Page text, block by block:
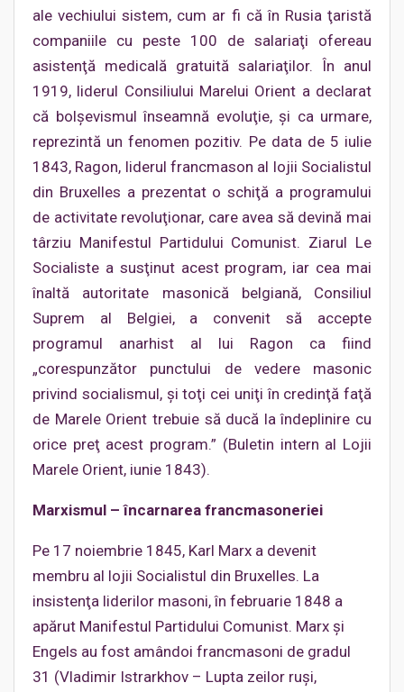
ale vechiului sistem, cum ar fi că în Rusia ţaristă
companiile cu peste 100 de salariaţi ofereau
asistenţă medicală gratuită salariaţilor. În anul
1919, liderul Consiliului Marelui Orient a declarat
că bolşevismul înseamnă evoluţie, şi ca urmare,
reprezintă un fenomen pozitiv. Pe data de 5 iulie
1843, Ragon, liderul francmason al lojii Socialistul
din Bruxelles a prezentat o schiţă a programului
de activitate revoluţionar, care avea să devină mai
târziu Manifestul Partidului Comunist. Ziarul Le
Socialiste a susţinut acest program, iar cea mai
înaltă autoritate masonică belgiană, Consiliul
Suprem al Belgiei, a convenit să accepte
programul anarhist al lui Ragon ca fiind
„corespunzător punctului de vedere masonic
privind socialismul, şi toţi cei uniţi în credinţă faţă
de Marele Orient trebuie să ducă la îndeplinire cu
orice preţ acest program.” (Buletin intern al Lojii
Marele Orient, iunie 1843).
Marxismul – încarnarea francmasoneriei
Pe 17 noiembrie 1845, Karl Marx a devenit
membru al lojii Socialistul din Bruxelles. La
insistenţa liderilor masoni, în februarie 1848 a
apărut Manifestul Partidului Comunist. Marx şi
Engels au fost amândoi francmasoni de gradul
31 (Vladimir Istrarkhov – Lupta zeilor ruşi,